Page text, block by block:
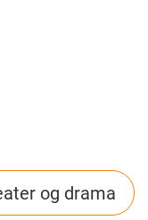
og drama